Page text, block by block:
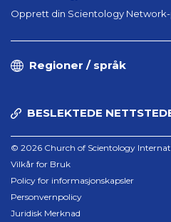
Opprett din Scientology
Regioner / språk
BESLEKTEDE
© 2026 Church of Scientology
Vilkår for Bruk
Policy for informasjonskapsler
Personvernpolicy
Juridisk Merknad